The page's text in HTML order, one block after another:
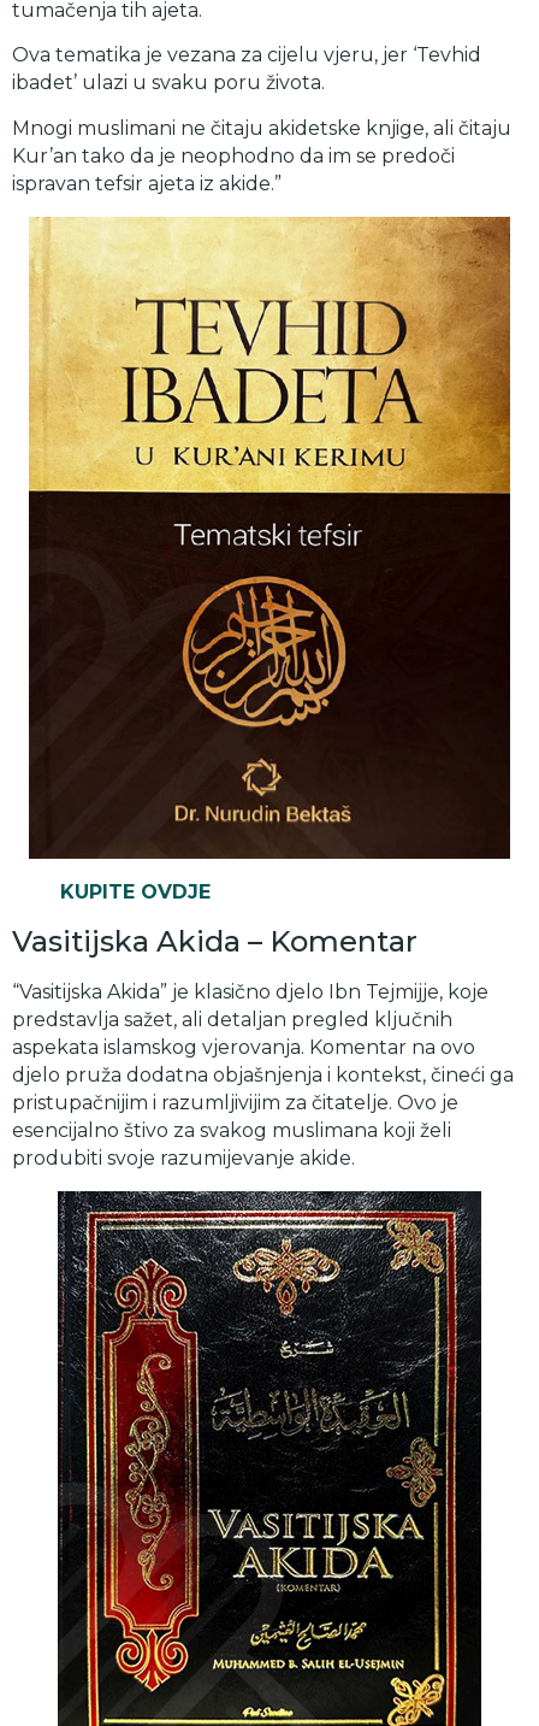
tumačenja tih ajeta.
Ova tematika je vezana za cijelu vjeru, jer ‘Tevhid
ibadet’ ulazi u svaku poru života.
Mnogi muslimani ne čitaju akidetske knjige, ali čitaju
Kur’an tako da je neophodno da im se predoči
ispravan tefsir ajeta iz akide.”
KUPITE OVDJE
Vasitijska Akida – Komentar
“Vasitijska Akida” je klasično djelo Ibn Tejmijje, koje
predstavlja sažet, ali detaljan pregled ključnih
aspekata islamskog vjerovanja. Komentar na ovo
djelo pruža dodatna objašnjenja i kontekst, čineći ga
pristupačnijim i razumljivijim za čitatelje. Ovo je
esencijalno štivo za svakog muslimana koji želi
produbiti svoje razumijevanje akide.